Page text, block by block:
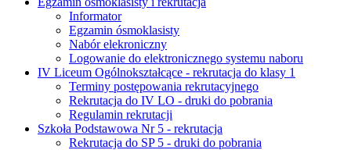
Informator
Egzamin ósmoklasisty
Nabór elekroniczny
Logowanie do elektronicznego systemu naboru
IV Liceum Ogólnokształcące - rekrutacja do klasy 1
Terminy postępowania rekrutacyjnego
Rekrutacja do IV LO - druki do pobrania
Regulamin rekrutacji
Szkoła Podstawowa Nr 5 - rekrutacja
Rekrutacja do SP 5 - druki do pobrania